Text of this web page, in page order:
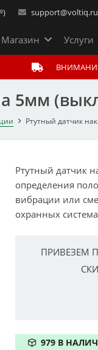
support@voltiq.ru
Магазин Услуги
5мм
Ртутный датчик
Ртутный датчик
определения
вибрации или
охранных
ПРИВЕЗЕМ
979 В